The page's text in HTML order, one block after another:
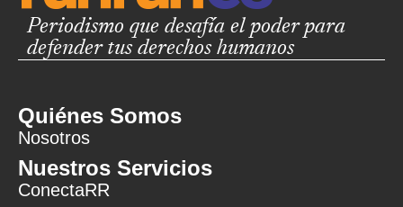
Periodismo que desafía el poder para
defender tus derechos humanos
Quiénes Somos
Nosotros
Nuestros Servicios
ConectaRR